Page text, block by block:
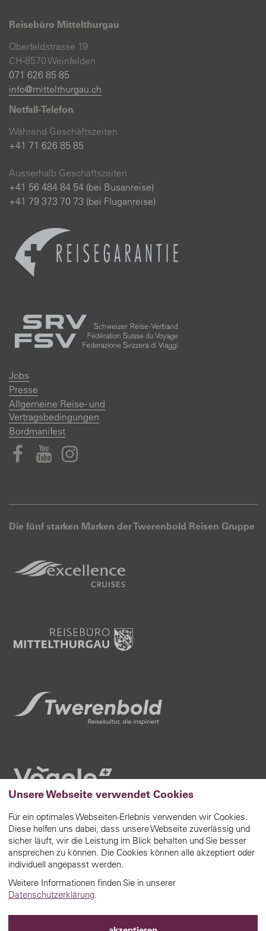
Unsere Webseite verwendet Cookies
Für ein optimales Webseiten-Erlebnis verwenden wir Cookies.
Diese helfen uns dabei, dass unsere Webseite zuverlässig und
sicher läuft, wir die Leistung im Blick behalten und Sie besser
ansprechen zu können. Die Cookies können alle akzeptiert oder
individuell angepasst werden.
Weitere Informationen finden Sie in unserer
Datenschutzerklärung.
Reisebüro Mittelthurgau
Oberfeldstrasse 19
CH-8570 Weinfelden
071 626 85 85
info@mittelthurgau.ch
Notfall-Telefon
Während Geschäftszeiten
+41 71 626 85 85
Ausserhalb Geschäftszeiten
+41 56 484 84 54 (bei Busanreise)
+41 79 373 70 73 (bei Fluganreise)
Jobs
Presse
Allgemeine Reise- und
Vertragsbedingungen
Bordmanifest
Die fünf starken Marken der Twerenbold Reisen Gruppe